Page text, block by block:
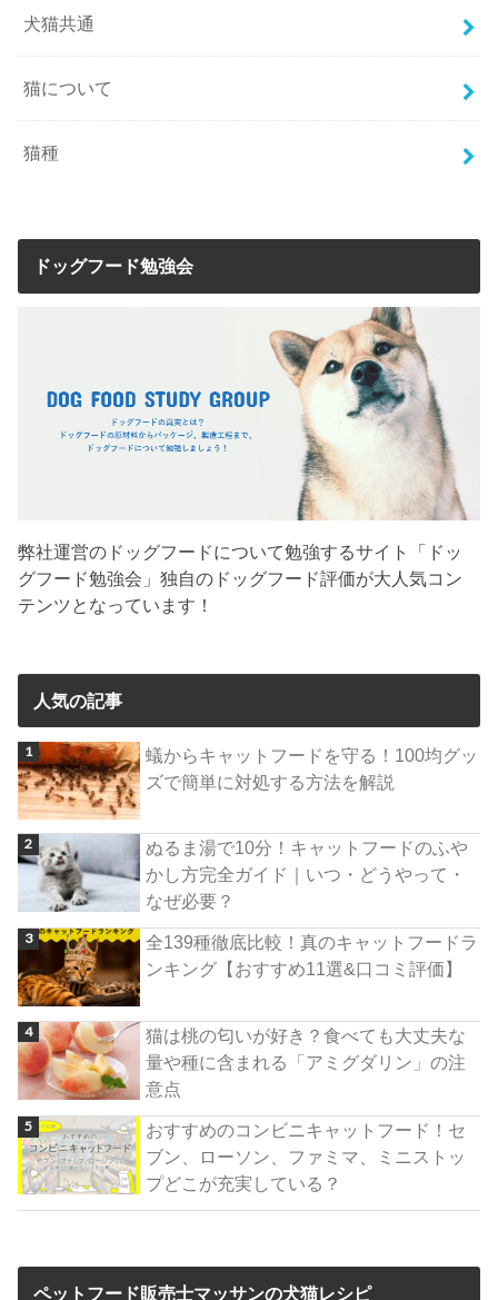
犬猫共通
猫について
猫種
ドッグフード勉強会
弊社運営のドッグフードについて勉強するサイト「ドッ
グフード勉強会」独自のドッグフード評価が大人気コン
テンツとなっています！
人気の記事
蟻からキャットフードを守る！100均グッ
ズで簡単に対処する方法を解説
ぬるま湯で10分！キャットフードのふや
かし方完全ガイド｜いつ・どうやって・
なぜ必要？
全139種徹底比較！真のキャットフードラ
ンキング【おすすめ11選&口コミ評価】
猫は桃の匂いが好き？食べても大丈夫な
量や種に含まれる「アミグダリン」の注
意点
おすすめのコンビニキャットフード！セ
ブン、ローソン、ファミマ、ミニストッ
プどこが充実している？
ペットフード販売士マッサンの犬猫レシピ